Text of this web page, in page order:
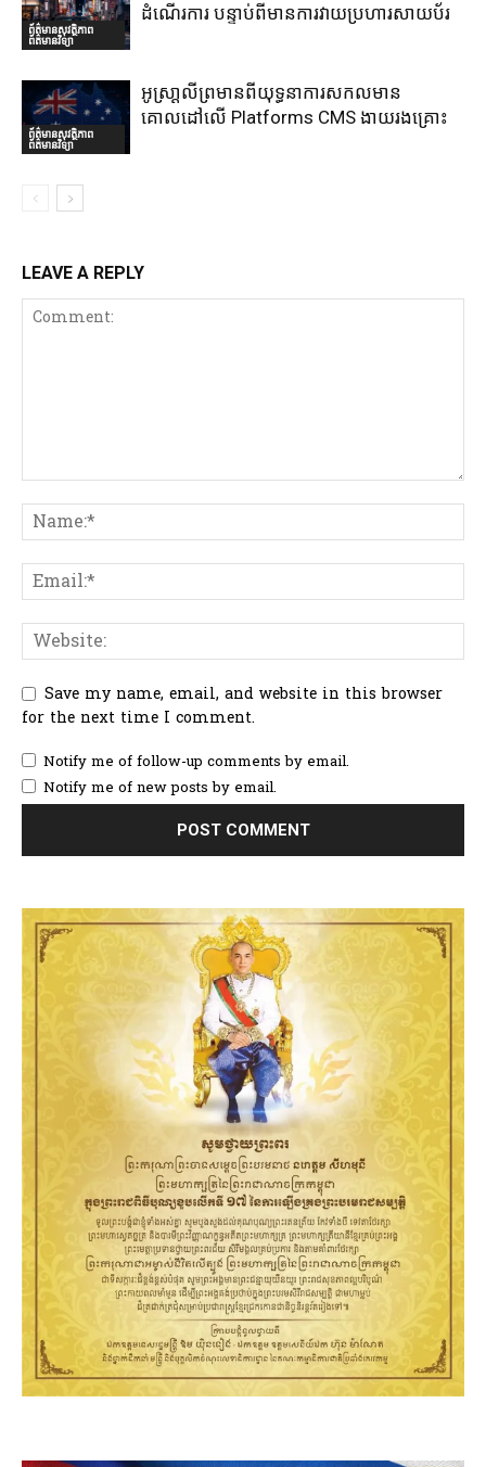
ព័ត៌មានសុវត្ថិភាព
ព័ត៌មានវិទ្យា
ដំណើរការ បន្ទាប់ពីមានការវាយប្រហារសាយប័រ
ព័ត៌មានសុវត្ថិភាព
ព័ត៌មានវិទ្យា
អូស្រា្តលីព្រមានពីយុទ្ធនាការសកលមាន
គោលដៅលើ Platforms CMS ងាយរងគ្រោះ
LEAVE A REPLY
Save my name, email, and website in this browser
for the next time I comment.
Notify me of follow-up comments by email.
Notify me of new posts by email.